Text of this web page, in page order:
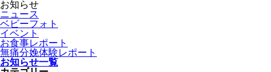
お知らせ
ニュース
ベビーフォト
イベント
お食事レポート
無痛分娩体験レポート
お知らせ一覧